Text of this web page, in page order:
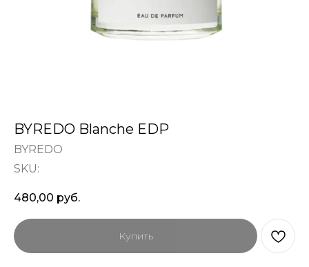
BYREDO Blanche EDP
BYREDO
SKU:
480,00 руб.
Купить